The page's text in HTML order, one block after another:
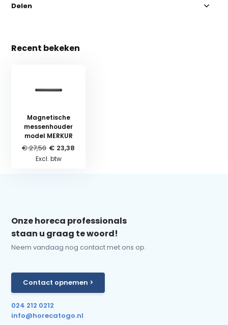
Delen
Recent bekeken
Magnetische
messenhouder
model MERKUR
€ 27,50 € 23,38
Excl. btw
Onze horeca professionals
staan u graag te woord!
Neem vandaag nog contact met ons op.
Contact opnemen >
024 212 0212
info@horecatogo.nl